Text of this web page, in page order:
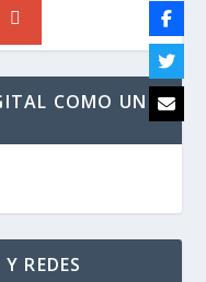
COMO UN
REDES